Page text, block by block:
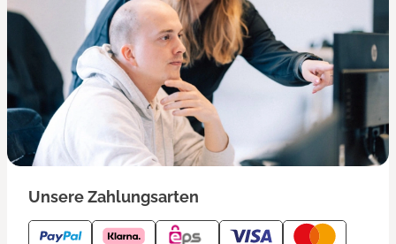
Unsere Zahlungsarten